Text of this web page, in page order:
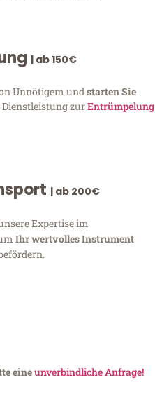
| ab 150€
Unnötigem undstarten Sie
zurEntrümpelung
| ab 200€
Expertise im
Ihr wertvolles Instrument
eineunverbindliche Anfrage!